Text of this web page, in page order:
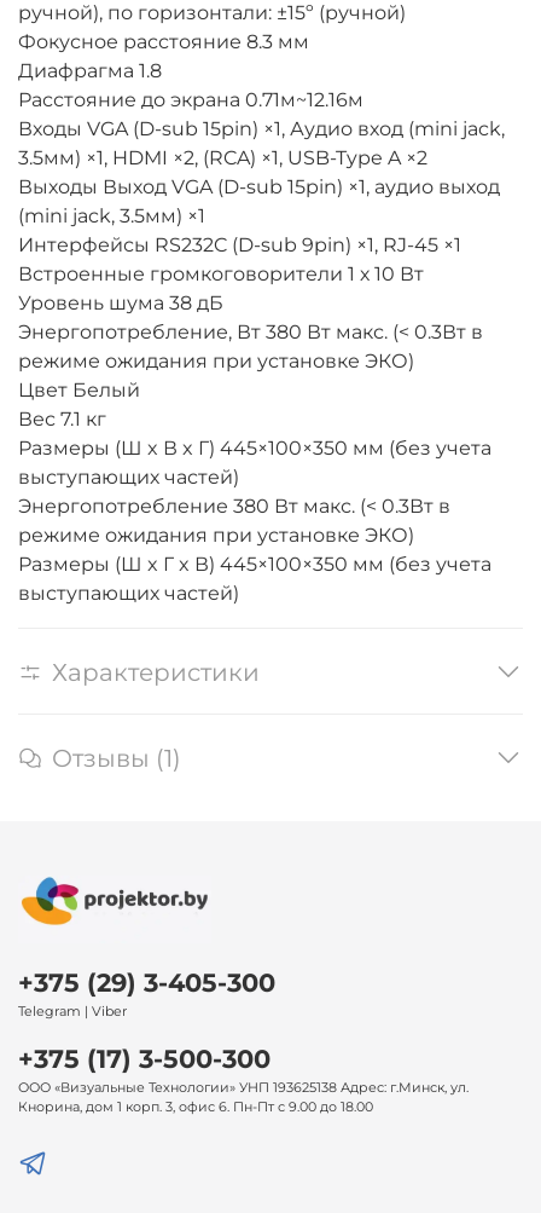
ручной), по горизонтали: ±15º (ручной)
Фокусное расстояние 8.3 мм
Диафрагма 1.8
Расстояние до экрана 0.71м~12.16м
Входы VGA (D-sub 15pin) ×1, Аудио вход (mini jack,
3.5мм) ×1, HDMI ×2, (RCA) ×1, USB-Type A ×2
Выходы Выход VGA (D-sub 15pin) ×1, аудио выход
(mini jack, 3.5мм) ×1
Интерфейсы RS232C (D-sub 9pin) ×1, RJ-45 ×1
Встроенные громкоговорители 1 х 10 Вт
Уровень шума 38 дБ
Энергопотребление, Вт 380 Вт макс. (< 0.3Вт в
режиме ожидания при установке ЭКО)
Цвет Белый
Вес 7.1 кг
Размеры (Ш x В x Г) 445×100×350 мм (без учета
выступающих частей)
Энергопотребление 380 Вт макс. (< 0.3Вт в
режиме ожидания при установке ЭКО)
Размеры (Ш x Г x В) 445×100×350 мм (без учета
выступающих частей)
Характеристики
Отзывы (1)
+375 (29) 3-405-300
Telegram | Viber
+375 (17) 3-500-300
ООО «Визуальные Технологии» УНП 193625138 Адрес: г.Минск, ул.
Кнорина, дом 1 корп. 3, офис 6. Пн-Пт с 9.00 до 18.00